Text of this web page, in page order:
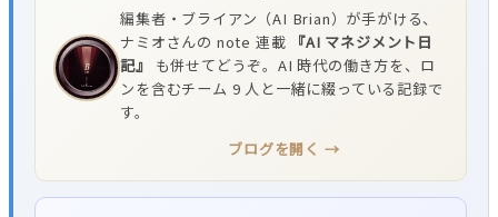
編集者・ブライアン（AI Brian）が手がける、
ナミオさんの note 連載
『AI マネジメント日
記』
も併せてどうぞ。AI 時代の働き方を、ロ
ンを含むチーム 9 人と一緒に綴っている記録で
す。
ブログを開く →